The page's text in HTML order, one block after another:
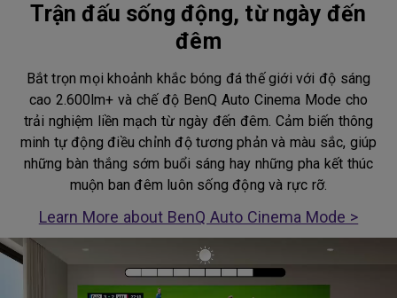
Trận đấu sống động, từ ngày đến
đêm
Bắt trọn mọi khoảnh khắc bóng đá thế giới với độ sáng
cao 2.600lm+ và chế độ BenQ Auto Cinema Mode cho
trải nghiệm liền mạch từ ngày đến đêm. Cảm biến thông
minh tự động điều chỉnh độ tương phản và màu sắc, giúp
những bàn thắng sớm buổi sáng hay những pha kết thúc
muộn ban đêm luôn sống động và rực rỡ.
Learn More about BenQ Auto Cinema Mode >